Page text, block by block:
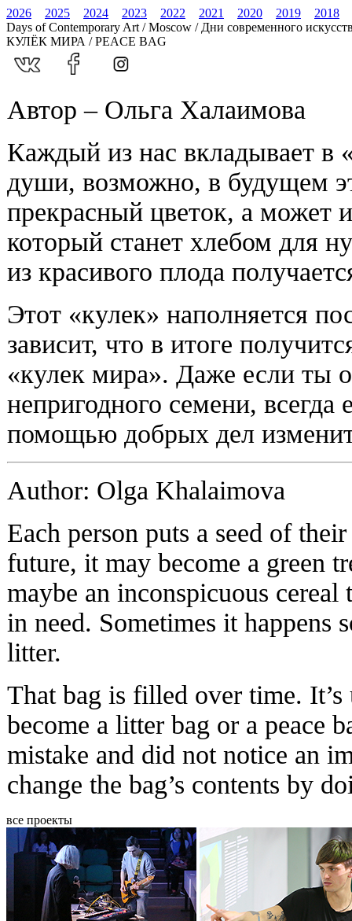
2026 2025 2024 2023 2022 2021 2020 2019
2018
Days of Contemporary Art / Moscow / Дни современного
КУЛЁК МИРА / PEACE BAG
Автор – Ольга Халаимова
Каждый из нас вкладывает в
души, возможно, в будущем
прекрасный цветок, а может
который станет хлебом для
из красивого плода
Этот «кулек» наполняется
зависит, что в итоге
«кулек мира». Даже если ты
непригодного семени, всегда
помощью добрых дел
Author: Olga Khalaimova
Each person puts a seed of
future, it may become a green
maybe an inconspicuous
in need. Sometimes it happens
litter.
That bag is filled over time.
become a litter bag or a peace
mistake and did not notice an
change the bag’s contents by
все проекты